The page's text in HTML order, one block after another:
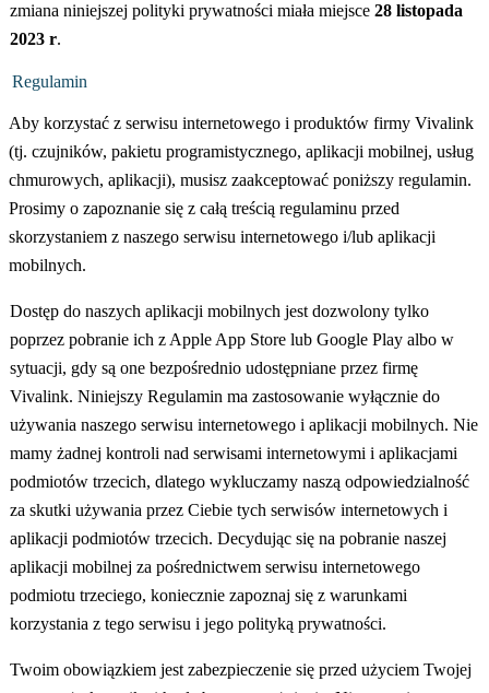
zmiana niniejszej polityki prywatności miała miejsce28 listopada
2023 r.
Regulamin
Aby korzystać z serwisu internetowego i produktów firmy Vivalink
(tj. czujników, pakietu programistycznego, aplikacji mobilnej, usług
chmurowych, aplikacji), musisz zaakceptować poniższy regulamin.
Prosimy o zapoznanie się z całą treścią regulaminu przed
skorzystaniem z naszego serwisu internetowego i/lub aplikacji
mobilnych.
Dostęp do naszych aplikacji mobilnych jest dozwolony tylko
poprzez pobranie ich z Apple App Store lub Google Play albo w
sytuacji, gdy są one bezpośrednio udostępniane przez firmę
Vivalink. Niniejszy Regulamin ma zastosowanie wyłącznie do
używania naszego serwisu internetowego i aplikacji mobilnych. Nie
mamy żadnej kontroli nad serwisami internetowymi i aplikacjami
podmiotów trzecich, dlatego wykluczamy naszą odpowiedzialność
za skutki używania przez Ciebie tych serwisów internetowych i
aplikacji podmiotów trzecich. Decydując się na pobranie naszej
aplikacji mobilnej za pośrednictwem serwisu internetowego
podmiotu trzeciego, koniecznie zapoznaj się z warunkami
korzystania z tego serwisu i jego polityką prywatności.
Twoim obowiązkiem jest zabezpieczenie się przed użyciem Twojej